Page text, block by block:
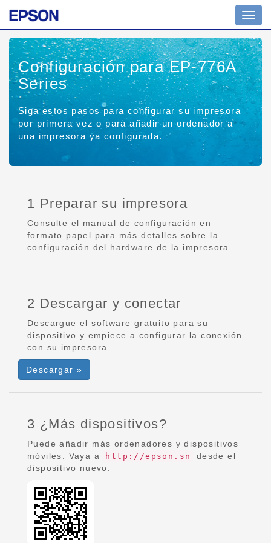
Configuración para EP-776A
Series
Siga estos pasos para configurar su impresora
por primera vez o para añadir un ordenador a
una impresora ya configurada.
1 Preparar su impresora
Consulte el manual de configuración en
formato papel para más detalles sobre la
configuración del hardware de la impresora.
2 Descargar y conectar
Descargue el software gratuito para su
dispositivo y empiece a configurar la conexión
con su impresora.
Descargar »
3 ¿Más dispositivos?
Puede añadir más ordenadores y dispositivos
móviles. Vaya a
http://epson.sn
desde el
dispositivo nuevo.